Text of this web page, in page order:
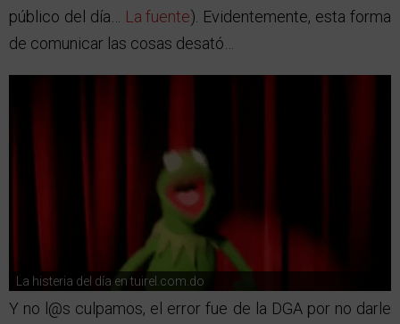
público del día… La fuente). Evidentemente, esta forma
de comunicar las cosas desató…
La histeria del día en tuirel.com.do
Y no l@s culpamos, el error fue de la DGA por no darle